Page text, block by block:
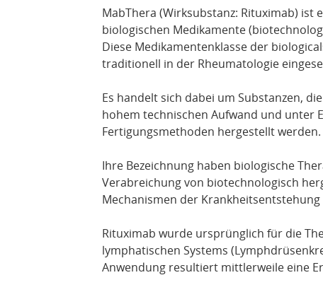
MabThera (Wirksubstanz: Rituximab)
biologischen Medikamente
Diese Medikamentenklasse der
traditionell in der Rheumatologie
Es handelt sich dabei um Substanzen,
hohem technischen Aufwand und unter
Fertigungsmethoden hergestellt werden.
Ihre Bezeichnung haben biologische
Verabreichung von biotechnologisch
Mechanismen der
Rituximab wurde ursprünglich für die
lymphatischen Systems
Anwendung resultiert mittlerweile eine